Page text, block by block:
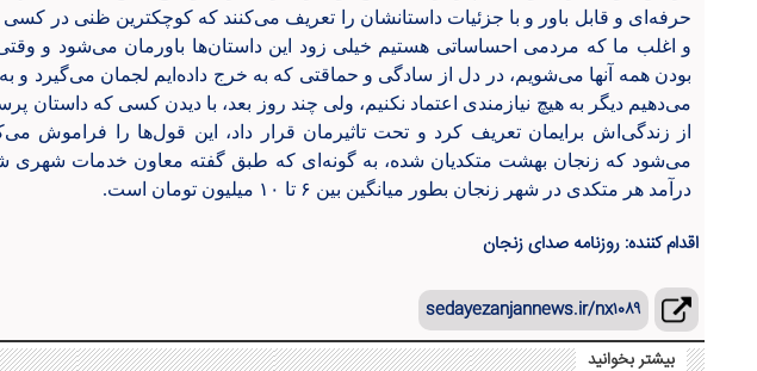
حرفه‌ای و قابل باور و با جزئیات داستانشان را تعریف می‌کنند که کوچکترین ظنی در کسی
و اغلب ما که مردمی احساساتی هستیم خیلی زود این داستان‌ها باورمان می‌شود و
بودن همه آنها می‌شویم، در دل از سادگی و حماقتی که به خرج داده‌ایم لجمان می‌گیرد و
می‌دهیم دیگر به هیچ نیازمندی اعتماد نکنیم، ولی چند روز بعد، با دیدن کسی که داستان
از زندگی‌اش برایمان تعریف کرد و تحت تاثیرمان قرار داد، این قول‌ها را فراموش
می‌شود که زنجان بهشت متکدیان شده، به ‌گونه‌ای که طبق گفته معاون خدمات شهری
درآمد هر متکدی در شهر زنجان بطور میانگین بین ۶ تا ۱۰ میلیون تومان است.
اقدام کننده: روزنامه صدای زنجان
sedayezanjannews.ir/nx۱۰۸۹
بیشتر بخوانید